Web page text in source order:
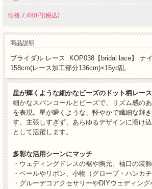
価格:7,480円(税込)
商品説明
ブライダル レース KOP038【bridal lace】 ナ
158cm(レース加工部分136cm)×15yd乱
星が輝くような細かなビーズのドット柄レース
細かなスパンコールとビーズで、リズム感の
を表現。星が瞬くような、軽やかで繊細な輝
す。主張しすぎず、あらゆるデザインに溶け
として活躍します。
多彩な活用シーンにマッチ
・ウェディングドレスの裾や胸元、袖口の装
・ベールやリボン、小物（グローブ・ハンカ
・グルーデコアクセサリーやDIYウェディン